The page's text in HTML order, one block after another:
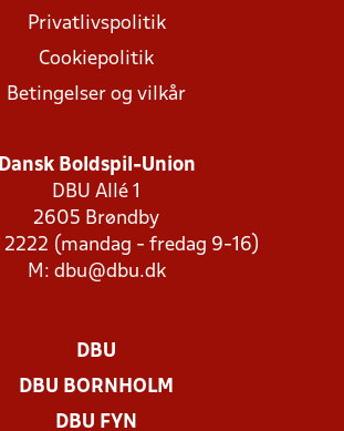
Privatlivspolitik
Cookiepolitik
Betingelser og vilkår
Dansk Boldspil-Union
DBU Allé 1
2605 Brøndby
2222 (mandag - fredag 9-16)
M: dbu@dbu.dk
DBU
DBU BORNHOLM
DBU FYN